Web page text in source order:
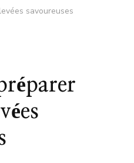
savoureuses